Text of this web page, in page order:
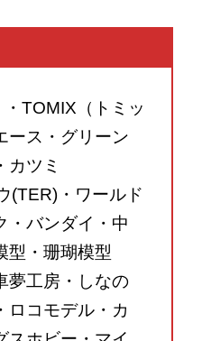
TOMIX（トミッ
ース・グリーン
カツミ
(TER)・ワールド
・バンダイ・中
型・珊瑚模型
夢工房・しなの
ロコモデル・カ